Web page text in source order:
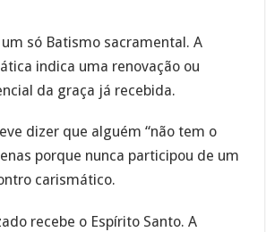
só Batismo sacramental. A
indica uma renovação ou
da graça já recebida.
dizer que alguém “não tem o
porque nunca participou de um
carismático.
recebe o Espírito Santo. A